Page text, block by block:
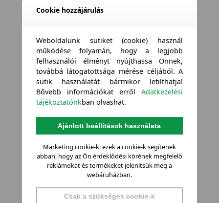
Cookie hozzájárulás
Weboldalunk sütiket (cookie) használ
működése folyamán, hogy a legjobb
felhasználói élményt nyújthassa Önnek,
továbbá látogatottsága mérése céljából. A
sütik használatát bármikor letilthatja!
Bővebb információkat errőlAdatkezelési
tájékoztatónkban olvashat.
Ajánlott beállítások használata
Marketing cookie-k: ezek a cookie-k segítenek
abban, hogy az Ön érdeklődési körének megfelelő
reklámokat és termékeket jelenítsük meg a
webáruházban.
Csak a szükséges cookie-k